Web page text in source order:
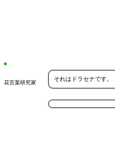
花言葉研究家 それはドラセナです。